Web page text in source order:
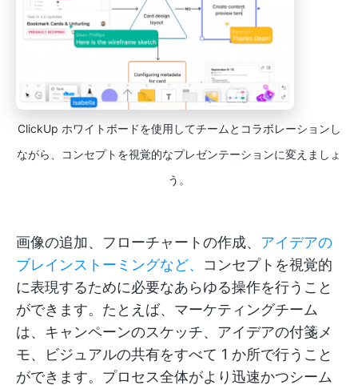
ClickUp ホワイトボードを使用してチームとコラボレーションし
ながら、コンセプトを視覚的なプレゼンテーションに変えましょ
う。
画像の追加、フローチャートの作成、 アイデアの
ブレインストーミングなど、 コンセプトを視覚的
に表現するために必要なあらゆる操作を行うこと
ができます。たとえば、マーケティングチーム
は、キャンペーンのスケッチ、アイデアの付箋メ
モ、ビジュアルの共有をすべて 1 か所で行うこと
ができます。プロセス全体がより迅速かつシーム